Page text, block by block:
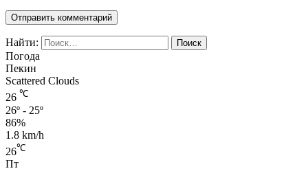
Найти:
Погода
Пекин
Scattered Clouds
26 ℃
26º - 25º
86%
1.8 km/h
26℃
Пт